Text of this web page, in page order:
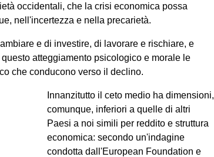
occidentali, che la crisi economica possa
nell'incertezza e nella precarietà.
e di investire, di lavorare e rischiare, e
atteggiamento psicologico e morale le
che conducono verso il declino.
Innanzitutto il ceto medio ha dimensioni,
comunque, inferiori a quelle di altri
Paesi a noi simili per reddito e struttura
economica: secondo un'indagine
condotta dall'European Foundation e